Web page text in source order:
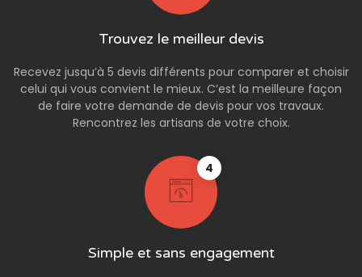
Trouvez le meilleur devis
Recevez jusqu’à 5 devis différents pour comparer et choisir
celui qui vous convient le mieux. C’est la meilleure façon
de faire votre demande de devis pour vos travaux.
Rencontrez les artisans de votre choix.
4
Simple et sans engagement